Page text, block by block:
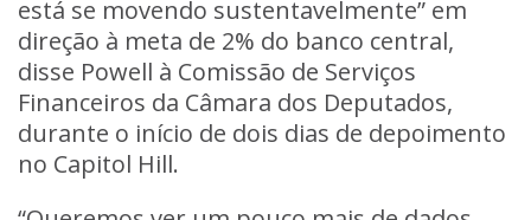
está se movendo sustentavelmente” em
direção à meta de 2% do banco central,
disse Powell à Comissão de Serviços
Financeiros da Câmara dos Deputados,
durante o início de dois dias de depoimento
no Capitol Hill.